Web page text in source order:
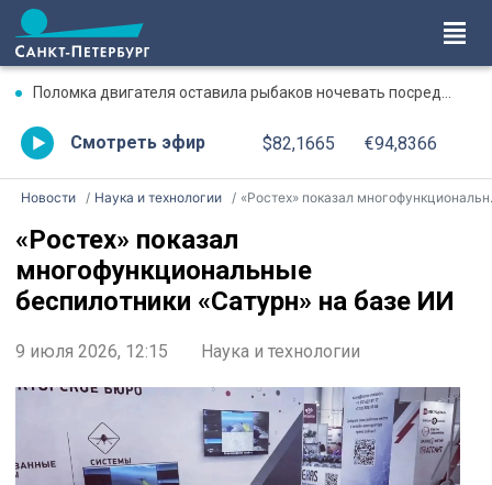
Поломка двигателя оставила рыбаков ночевать посреди Ладожского озера
Смотреть эфир $82,1665 €94,8366
Новости Наука и технологии «Ростех» показал многофункциональные беспилотники «Сатурн» на базе ИИ
«Ростех» показал
многофункциональные
беспилотники «Сатурн» на базе ИИ
9 июля 2026, 12:15 Наука и технологии